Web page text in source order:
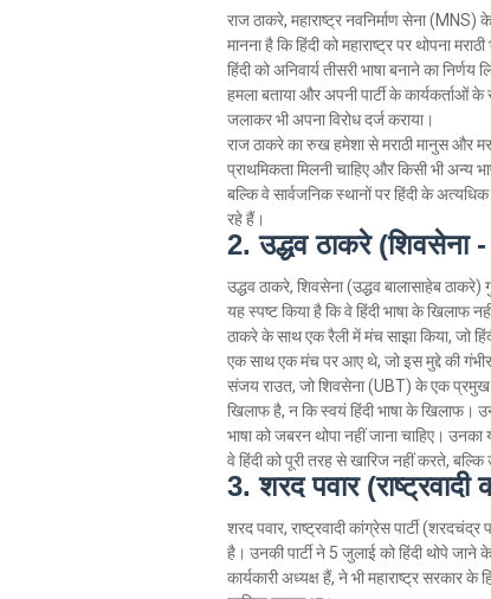
राज ठाकरे, महाराष्ट्र नवनिर्माण सेना
मानना है कि हिंदी को महाराष्ट्र पर थोपना
हिंदी को अनिवार्य तीसरी भाषा बनाने का
हमला बताया और अपनी पार्टी के कार्यकर्ताओं के
जलाकर भी अपना विरोध दर्ज कराया।
राज ठाकरे का रुख हमेशा से मराठी मानुस और
प्राथमिकता मिलनी चाहिए और किसी भी अन्य
बल्कि वे सार्वजनिक स्थानों पर हिंदी के
रहे हैं।
2. उद्धव ठाकरे (शिवसेना
उद्धव ठाकरे, शिवसेना (उद्धव बालासाहेब ठाकरे)
यह स्पष्ट किया है कि वे हिंदी भाषा के खिलाफ
ठाकरे के साथ एक रैली में मंच साझा किया, जो
एक साथ एक मंच पर आए थे, जो इस मुद्दे की
संजय राउत, जो शिवसेना (UBT) के एक प्रमुख
खिलाफ है, न कि स्वयं हिंदी भाषा के खिलाफ।
भाषा को जबरन थोपा नहीं जाना चाहिए।
वे हिंदी को पूरी तरह से खारिज नहीं करते,
3. शरद पवार
शरद पवार, राष्ट्रवादी कांग्रेस पार्टी
है। उनकी पार्टी ने 5 जुलाई को हिंदी थोपे जाने
कार्यकारी अध्यक्ष हैं, ने भी महाराष्ट्र सरकार